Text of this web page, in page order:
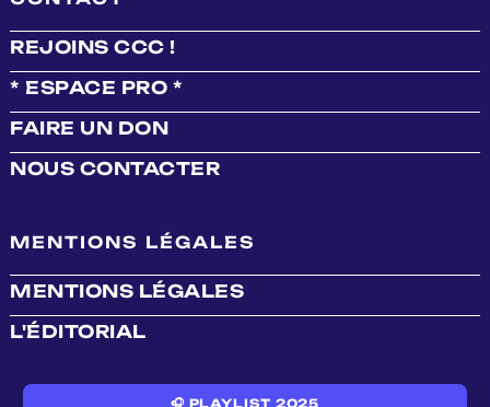
REJOINS CCC !
* ESPACE PRO *
FAIRE UN DON
NOUS CONTACTER
MENTIONS LÉGALES
MENTIONS LÉGALES
L'ÉDITORIAL
🎧 PLAYLIST 2025